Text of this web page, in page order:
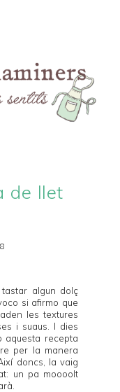
de llet
algun dolç
si afirmo que
les textures
i suaus. I dies
aquesta recepta
per la manera
doncs, la vaig
un pa moooolt